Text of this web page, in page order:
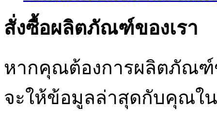
สั่งซื้อผลิตภัณฑ์ของเรา
หากคุณต้องการผลิตภัณฑ์ข
จะให้ข้อมูลล่าสุดกับคุณใ